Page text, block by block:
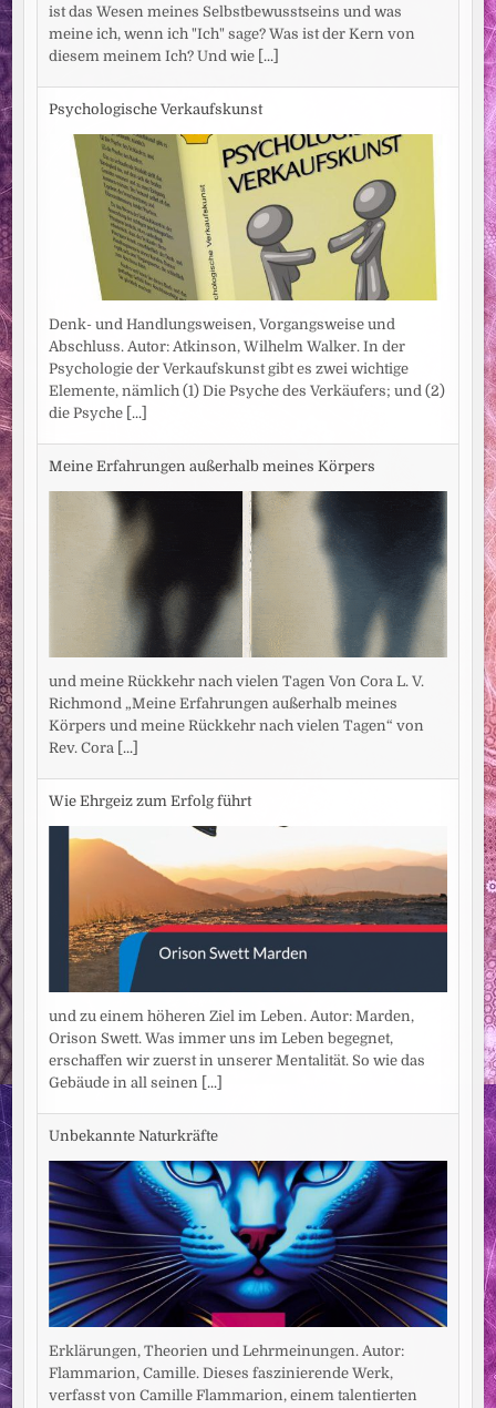
ist das Wesen meines Selbstbewusstseins und was
meine ich, wenn ich "Ich" sage? Was ist der Kern von
diesem meinem Ich? Und wie [...]
Psychologische Verkaufskunst
Denk- und Handlungsweisen, Vorgangsweise und
Abschluss. Autor: Atkinson, Wilhelm Walker. In der
Psychologie der Verkaufskunst gibt es zwei wichtige
Elemente, nämlich (1) Die Psyche des Verkäufers; und (2)
die Psyche [...]
Meine Erfahrungen außerhalb meines Körpers
und meine Rückkehr nach vielen Tagen Von Cora L. V.
Richmond „Meine Erfahrungen außerhalb meines
Körpers und meine Rückkehr nach vielen Tagen“ von
Rev. Cora [...]
Wie Ehrgeiz zum Erfolg führt
und zu einem höheren Ziel im Leben. Autor: Marden,
Orison Swett. Was immer uns im Leben begegnet,
erschaffen wir zuerst in unserer Mentalität. So wie das
Gebäude in all seinen [...]
Unbekannte Naturkräfte
Erklärungen, Theorien und Lehrmeinungen. Autor:
Flammarion, Camille. Dieses faszinierende Werk,
verfasst von Camille Flammarion, einem talentierten